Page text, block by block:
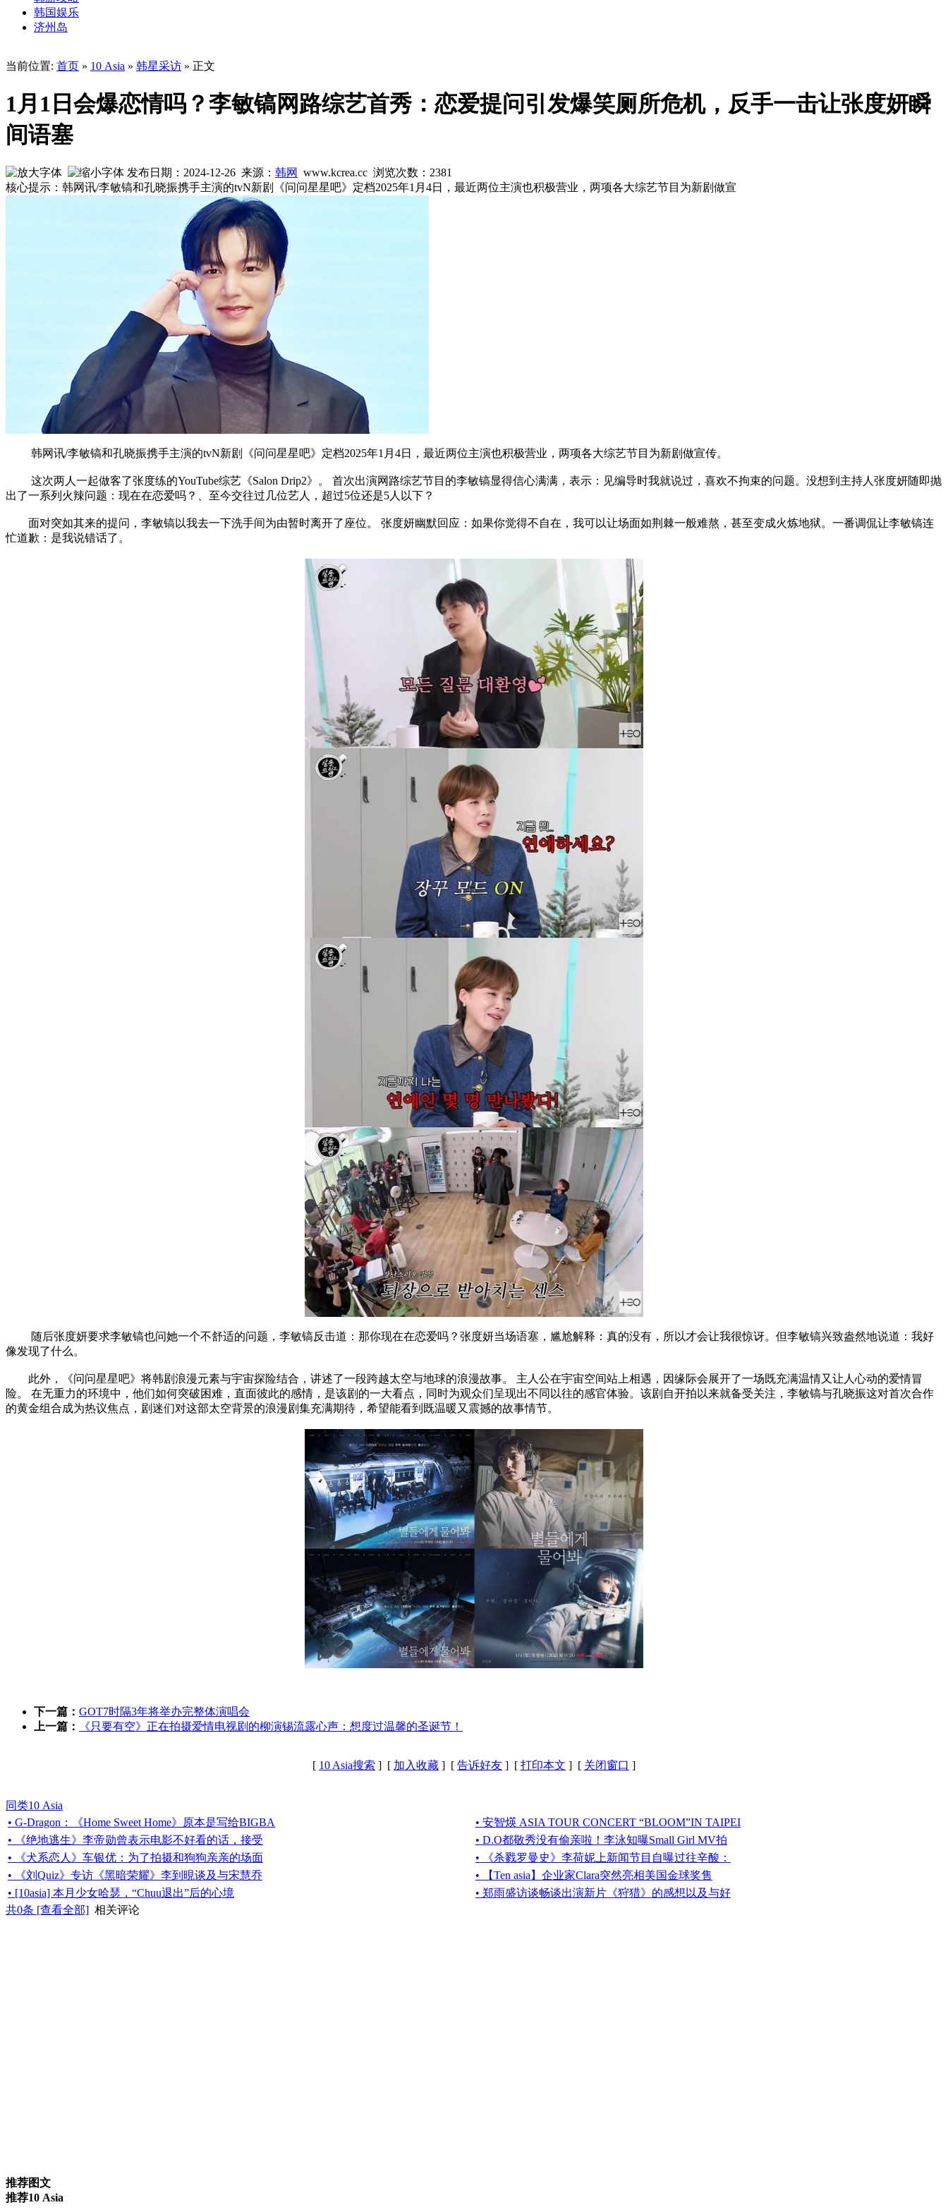
韩国娱乐
济州岛
当前位置: 首页 » 10 Asia » 韩星采访 » 正文
1月1日会爆恋情吗？李敏镐网路综艺首秀：恋爱提问引发爆笑厕所危机，反手一击让张度妍瞬
间语塞
发布日期：2024-12-26 来源： 韩网 www.kcrea.cc 浏览次数： 2381
核心提示：韩网讯/李敏镐和孔晓振携手主演的tvN新剧《问问星星吧》定档2025年1月4日，最近两位主演也积极营业，两项各大综艺节目为新剧做宣
韩网讯/李敏镐和孔晓振携手主演的tvN新剧《问问星星吧》定档2025年1月4日，最近两位主演也积极营业，两项各大综艺节目为新剧做宣传。
这次两人一起做客了张度练的YouTube综艺《Salon Drip2》。 首次出演网路综艺节目的李敏镐显得信心满满，表示：见编导时我就说过，喜欢不拘束的问题。没想到主持人张度妍随即抛
出了一系列火辣问题：现在在恋爱吗？、至今交往过几位艺人，超过5位还是5人以下？
面对突如其来的提问，李敏镐以我去一下洗手间为由暂时离开了座位。 张度妍幽默回应：如果你觉得不自在，我可以让场面如荆棘一般难熬，甚至变成火炼地狱。一番调侃让李敏镐连
忙道歉：是我说错话了。
随后张度妍要求李敏镐也问她一个不舒适的问题，李敏镐反击道：那你现在在恋爱吗？张度妍当场语塞，尴尬解释：真的没有，所以才会让我很惊讶。但李敏镐兴致盎然地说道：我好
像发现了什么。
此外，《问问星星吧》将韩剧浪漫元素与宇宙探险结合，讲述了一段跨越太空与地球的浪漫故事。 主人公在宇宙空间站上相遇，因缘际会展开了一场既充满温情又让人心动的爱情冒
险。 在无重力的环境中，他们如何突破困难，直面彼此的感情，是该剧的一大看点，同时为观众们呈现出不同以往的感官体验。该剧自开拍以来就备受关注，李敏镐与孔晓振这对首次合作
的黄金组合成为热议焦点，剧迷们对这部太空背景的浪漫剧集充满期待，希望能看到既温暖又震撼的故事情节。
下一篇： GOT7时隔3年将举办完整体演唱会
上一篇：
《只要有空》正在拍摄爱情电视剧的柳演锡流露心声：想度过温馨的圣诞节！
[ 10 Asia搜索 ] [ 加入收藏 ] [ 告诉好友 ] [ 打印本文 ] [ 关闭窗口 ]
同类10 Asia
• G-Dragon：《Home Sweet Home》原本是写给BIGBA
• 安智煐 ASIA TOUR CONCERT “BLOOM”IN TAIPEI
• 《绝地逃生》李帝勋曾表示电影不好看的话，接受
• D.O都敬秀没有偷亲啦！李泳知曝Small Girl MV拍
• 《犬系恋人》车银优：为了拍摄和狗狗亲亲的场面
• 《杀戮罗曼史》李荷妮上新闻节目自曝过往辛酸：
• 《刘Quiz》专访《黑暗荣耀》李到晛谈及与宋慧乔
• 【Ten asia】企业家Clara突然亮相美国金球奖售
• [10asia] 本月少女哈瑟，“Chuu退出”后的心境
• 郑雨盛访谈畅谈出演新片《狩猎》的感想以及与好
共0条 [查看全部] 相关评论
推荐图文
推荐10 Asia